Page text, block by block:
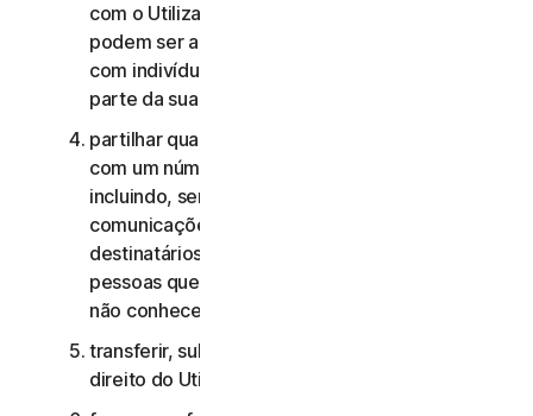
com o Utilizador, e os Serviços Comerciais não
podem ser acedidos, utilizados ou partilhados
com indivíduos que não sejam colaboradores ou
parte da sua Pequena Empresa;
partilhar quaisquer dados ou outros conteúdos
com um número excessivo de pessoas,
incluindo, sem limitação, o envio de
comunicações para um número elevado de
destinatários ou a partilha de conteúdo com
pessoas que o Utilizador não conhece ou que
não conhecem o Utilizador;
transferir, sublicenciar, alugar e/ou emprestar o
direito do Utilizador de utilizar os Serviços;